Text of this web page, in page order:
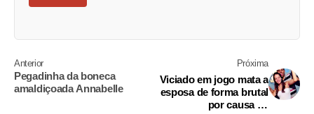
Anterior
Pegadinha da boneca
amaldiçoada Annabelle
Próxima
Viciado em jogo mata a
esposa de forma brutal
por causa de